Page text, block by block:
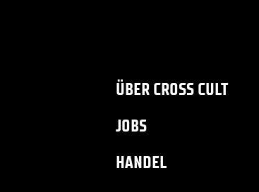
ÜBER CROSS CULT
JOBS
HANDEL